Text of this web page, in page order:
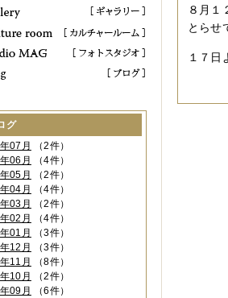
８月１
とらせ
１７日
グ
07月
（2件）
06月
（4件）
05月
（2件）
04月
（4件）
03月
（2件）
02月
（4件）
01月
（3件）
12月
（3件）
11月
（8件）
10月
（2件）
09月
（6件）